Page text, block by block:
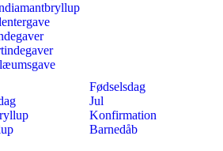
Fødselsdag
Jul
Konfirmation
Barnedåb